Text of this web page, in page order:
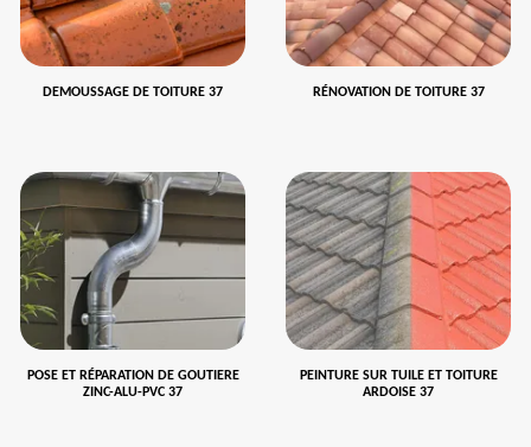
DEMOUSSAGE DE TOITURE 37 RÉNOVATION DE TOITURE 37
POSE ET RÉPARATION DE GOUTIERE
ZINC-ALU-PVC 37
PEINTURE SUR TUILE ET TOITURE
ARDOISE 37